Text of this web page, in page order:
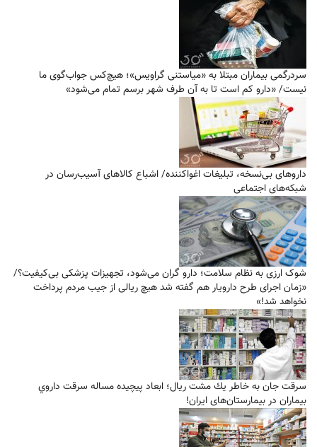
سردرگمی بیماران مبتلا به «میاستنی گراویس»؛ هیچ‌کس جواب‌گوی ما
نیست/ «دارو کم است تا به آن طرف شهر برسم تمام می‌شود»
دارو‌های بی‌نسخه، تبلیغات اغواکننده/ اشباع کالاهای آسیب‌رسان در
شبکه‌های اجتماعی
شوک ارزی به نظام سلامت؛ دارو گران می‌شود، تجهیزات پزشکی بی‌کیفیت؟/
«زمان اجرای طرح دارویار هم گفته شد هیچ ریالی از جیب مردم پرداخت
نخواهد شد!»
سرقت جان به خاطر يك مشت ريال؛ ابعاد پيچيده مساله سرقت داروي
بيماران در بيمارستان‌های ایران!